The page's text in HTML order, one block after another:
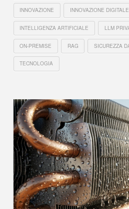
INNOVAZIONE INNOVAZIONE DIGITALE
INTELLIGENZA ARTIFICIALE LLM
ON-PREMISE RAG SICUREZZA
TECNOLOGIA